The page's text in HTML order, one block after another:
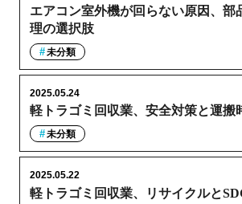
エアコン室外機が回らない原因、部
理の選択肢
未分類
軽トラゴミ回収業、安全対策と運搬
2025.05.24
未分類
軽トラゴミ回収業、リサイクルと
2025.05.22